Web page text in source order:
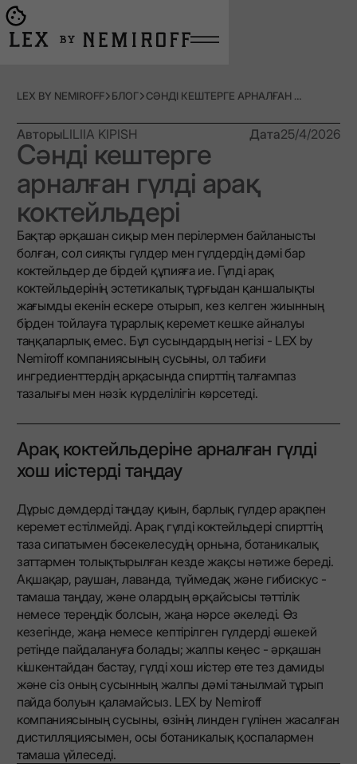
Go to main page
LEX BY NEMIROFF БЛОГ СӘНДІ КЕШТЕРГЕ АРНАЛҒАН ГҮЛДІ АРАҚ КОКТЕЙЛЬДЕРІ
АвторыLILIIA KIPISH Дата25/4/2026
Сәнді кештерге
арналған гүлді арақ
коктейльдері
Бақтар әрқашан сиқыр мен перілермен байланысты
болған, сол сияқты гүлдер мен гүлдердің дәмі бар
коктейльдер де бірдей құпияға ие. Гүлді арақ
коктейльдерінің эстетикалық тұрғыдан қаншалықты
жағымды екенін ескере отырып, кез келген жиынның
бірден тойлауға тұрарлық керемет кешке айналуы
таңқаларлық емес. Бұл сусындардың негізі - LEX by
Nemiroff компаниясының сусыны, ол табиғи
ингредиенттердің арқасында спирттің талғампаз
тазалығы мен нәзік күрделілігін көрсетеді.
Арақ коктейльдеріне арналған гүлді
хош иістерді таңдау
Дұрыс дәмдерді таңдау қиын, барлық гүлдер арақпен
керемет естілмейді. Арақ гүлді коктейльдері спирттің
таза сипатымен бәсекелесудің орнына, ботаникалық
заттармен толықтырылған кезде жақсы нәтиже береді.
Ақшақар, раушан, лаванда, түймедақ және гибискус -
тамаша таңдау, және олардың әрқайсысы тәттілік
немесе тереңдік болсын, жаңа нәрсе әкеледі. Өз
кезегінде, жаңа немесе кептірілген гүлдерді әшекей
ретінде пайдалануға болады; жалпы кеңес - әрқашан
кішкентайдан бастау, гүлді хош иістер өте тез дамиды
және сіз оның сусынның жалпы дәмі танылмай тұрып
пайда болуын қаламайсыз. LEX by Nemiroff
компаниясының сусыны, өзінің линден гүлінен жасалған
дистилляциясымен, осы ботаникалық қоспалармен
тамаша үйлеседі.